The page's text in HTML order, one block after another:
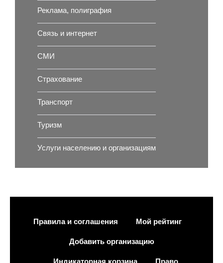
Реклама, полиграфия
Связь и интернет
СМИ
Страхование
Транспорт
Туризм
Услуги населению и организациям
Правила и соглашения Мой рейтинг
Добавить организацию
Индикаторная корзина Право